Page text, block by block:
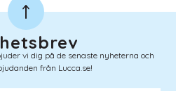
vi dig på de senaste nyheterna och
från Lucca.se!